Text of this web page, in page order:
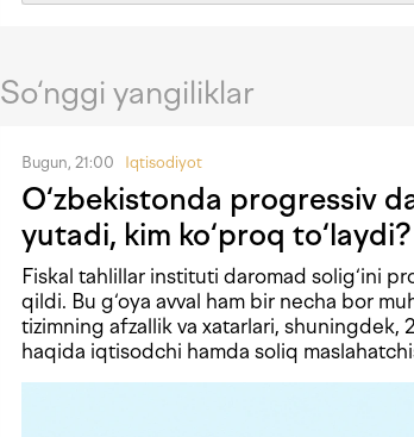
So‘nggi yangiliklar
Bugun, 21:00 Iqtisodiyot
O‘zbekistonda progressiv
yutadi, kim ko‘proq
Fiskal tahlillar instituti daromad solig‘ini
qildi. Bu g‘oya avval ham bir necha bor
tizimning afzallik va xatarlari, shuningdek,
haqida iqtisodchi hamda soliq